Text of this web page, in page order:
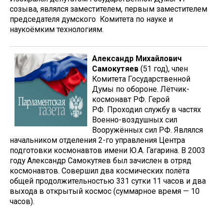
созыва, являлся заместителем, первым заместителем
председателя думского Комитета по науке и
наукоёмким технологиям.
Александр Михайлович
Самокутяев (51 год), член
Комитета Государственной
Думы по обороне. Лётчик-
космонавт РФ. Герой
РФ. Проходил службу в частях
Военно-воздушных сил
Вооружённых сил РФ. Являлся
начальником отделения 2-го управления Центра
подготовки космонавтов имени Ю.А. Гагарина. В 2003
году Александр Самокутяев был зачислен в отряд
космонавтов. Совершил два космических полёта
общей продолжительностью 331 сутки 11 часов и два
выхода в открытый космос (суммарное время — 10
часов).